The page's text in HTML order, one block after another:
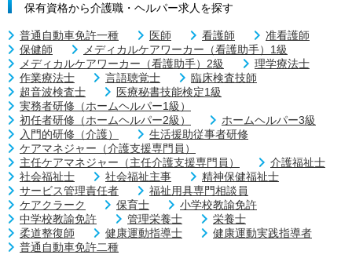
保有資格から介護職・ヘルパー求人を探す
普通自動車免許一種 医師 看護師
准看護師
保健師
メディカルケアワーカー（看護助手）1級
メディカルケアワーカー（看護助手）2級
理学療法士
作業療法士
言語聴覚士
臨床検査技師
超音波検査士
医療秘書技能検定1級
実務者研修（ホームヘルパー1級）
初任者研修（ホームヘルパー2級）
ホームヘルパー3級
入門的研修（介護）
生活援助従事者研修
ケアマネジャー（介護支援専門員）
主任ケアマネジャー（主任介護支援専門員）
介護福祉士
社会福祉士
社会福祉主事
精神保健福祉士
サービス管理責任者
福祉用具専門相談員
ケアクラーク
保育士
小学校教諭免許
中学校教諭免許
管理栄養士
栄養士
柔道整復師
健康運動指導士
健康運動実践指導者
普通自動車免許二種